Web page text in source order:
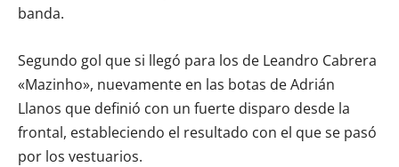
banda.
Segundo gol que si llegó para los de Leandro Cabrera
«Mazinho», nuevamente en las botas de Adrián
Llanos que definió con un fuerte disparo desde la
frontal, estableciendo el resultado con el que se pasó
por los vestuarios.